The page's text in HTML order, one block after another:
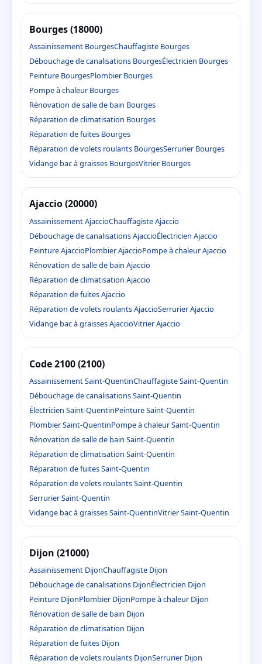
Bourges (18000)
Assainissement BourgesChauffagiste Bourges
Débouchage de canalisations BourgesÉlectricien Bourges
Peinture BourgesPlombier Bourges
Pompe à chaleur Bourges
Rénovation de salle de bain Bourges
Réparation de climatisation Bourges
Réparation de fuites Bourges
Réparation de volets roulants BourgesSerrurier Bourges
Vidange bac à graisses BourgesVitrier Bourges
Ajaccio (20000)
Assainissement AjaccioChauffagiste Ajaccio
Débouchage de canalisations AjaccioÉlectricien Ajaccio
Peinture AjaccioPlombier AjaccioPompe à chaleur Ajaccio
Rénovation de salle de bain Ajaccio
Réparation de climatisation Ajaccio
Réparation de fuites Ajaccio
Réparation de volets roulants AjaccioSerrurier Ajaccio
Vidange bac à graisses AjaccioVitrier Ajaccio
Code 2100 (2100)
Assainissement Saint-QuentinChauffagiste Saint-Quentin
Débouchage de canalisations Saint-Quentin
Électricien Saint-QuentinPeinture Saint-Quentin
Plombier Saint-QuentinPompe à chaleur Saint-Quentin
Rénovation de salle de bain Saint-Quentin
Réparation de climatisation Saint-Quentin
Réparation de fuites Saint-Quentin
Réparation de volets roulants Saint-Quentin
Serrurier Saint-Quentin
Vidange bac à graisses Saint-QuentinVitrier Saint-Quentin
Dijon (21000)
Assainissement DijonChauffagiste Dijon
Débouchage de canalisations DijonÉlectricien Dijon
Peinture DijonPlombier DijonPompe à chaleur Dijon
Rénovation de salle de bain Dijon
Réparation de climatisation Dijon
Réparation de fuites Dijon
Réparation de volets roulants DijonSerrurier Dijon